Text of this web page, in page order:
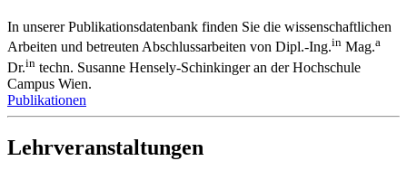
In unserer Publikationsdatenbank finden Sie die wissenschaftlichen
Arbeiten und betreuten Abschlussarbeiten von Dipl.-Ing.in Mag.a
Dr.in techn. Susanne Hensely-Schinkinger an der Hochschule
Campus Wien.
Publikationen
Lehrveranstaltungen